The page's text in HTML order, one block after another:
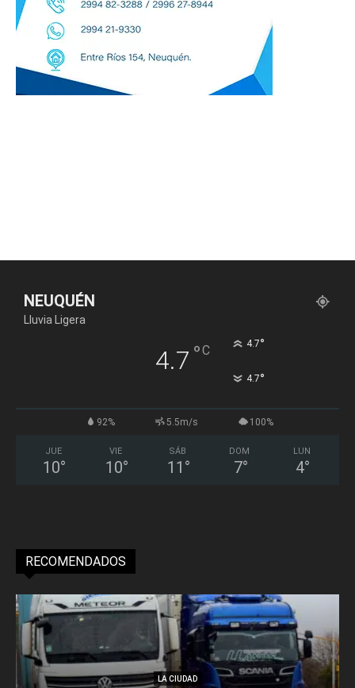
NEUQUÉN
Lluvia Ligera
4.7 °C 4.7°
4.7°
92% 5.5m/s 100%
JUE
10°
VIE
10°
SÁB
11 °
DOM
7°
LUN
4°
RECOMENDADOS
LA CIUDAD